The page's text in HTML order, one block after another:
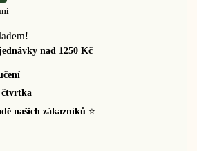
nad 1250 Kč
čtvrtka
našich zákazníků ⭐